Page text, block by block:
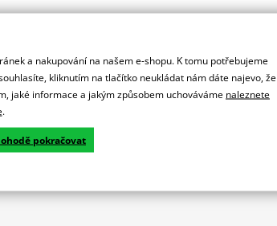
a nakupování na našem e-shopu. K tomu potřebujeme
kliknutím na tlačítko neukládat nám dáte najevo, že
jaké informace a jakým způsobem uchováváme naleznete
.
pokračovat